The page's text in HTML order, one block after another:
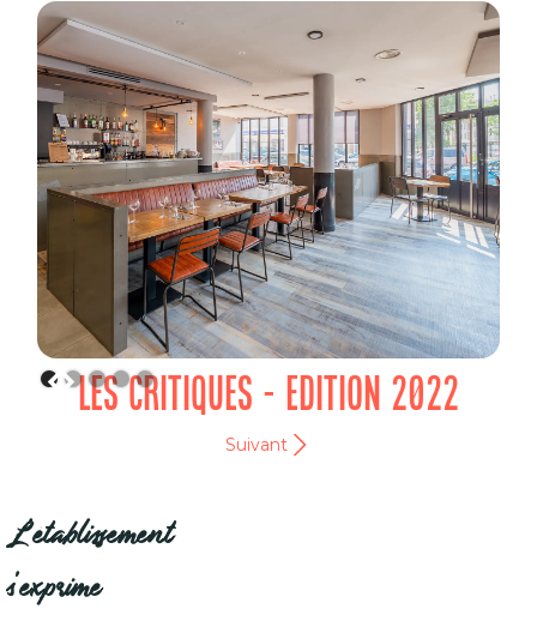
LES CRITIQUES - EDITION 2022
Suivant
L'établissement
s'exprime